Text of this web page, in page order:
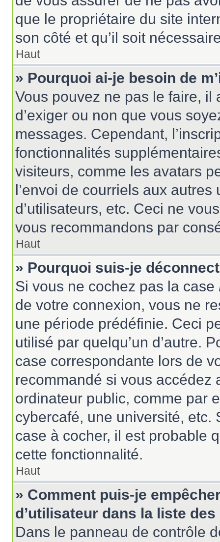
que le propriétaire du site
son côté et qu’il soit
Haut
» Pourquoi ai-je besoin de
Vous pouvez ne pas le faire, il
d’exiger ou non que vous
messages. Cependant,
fonctionnalités
visiteurs, comme les avatars
l’envoi de courriels aux
d’utilisateurs, etc. Ceci ne
vous recommandons par
Haut
» Pourquoi suis-je
Si vous ne cochez pas la case
de votre connexion, vous ne
une période prédéfinie. Ceci
utilisé par quelqu’un d’autre.
case correspondante lors de
recommandé si vous accédez
ordinateur public, comme par
cybercafé, une université, etc.
case à cocher, il est probable
cette fonctionnalité.
Haut
» Comment puis-je
d’utilisateur dans la liste
Dans le panneau de contrôle